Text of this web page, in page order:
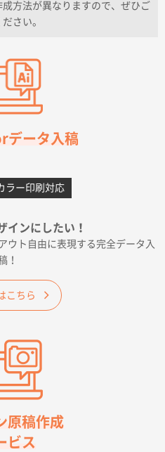
かった。
35号
5000枚
見えた
イル1000枚
1000枚
案など
方法が異なりますので、ぜひご
さい。
データ入稿
ラー印刷対応
インにしたい！
ウト自由に表現する完全データ入
！
こちら
原稿作成
ビス